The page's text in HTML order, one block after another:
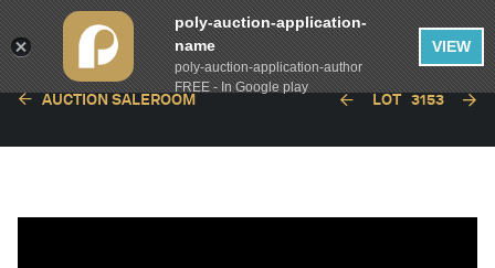
AUCTION SALEROOM LOT 3153
poly-auction-application-
name
poly-auction-application-author
FREE - In Google play
VIEW